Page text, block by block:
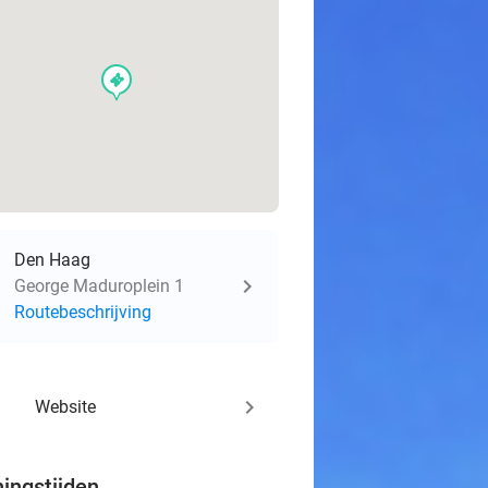
events
Den Haag
George Maduroplein 1
Routebeschrijving
Website keyboard_arrow_right